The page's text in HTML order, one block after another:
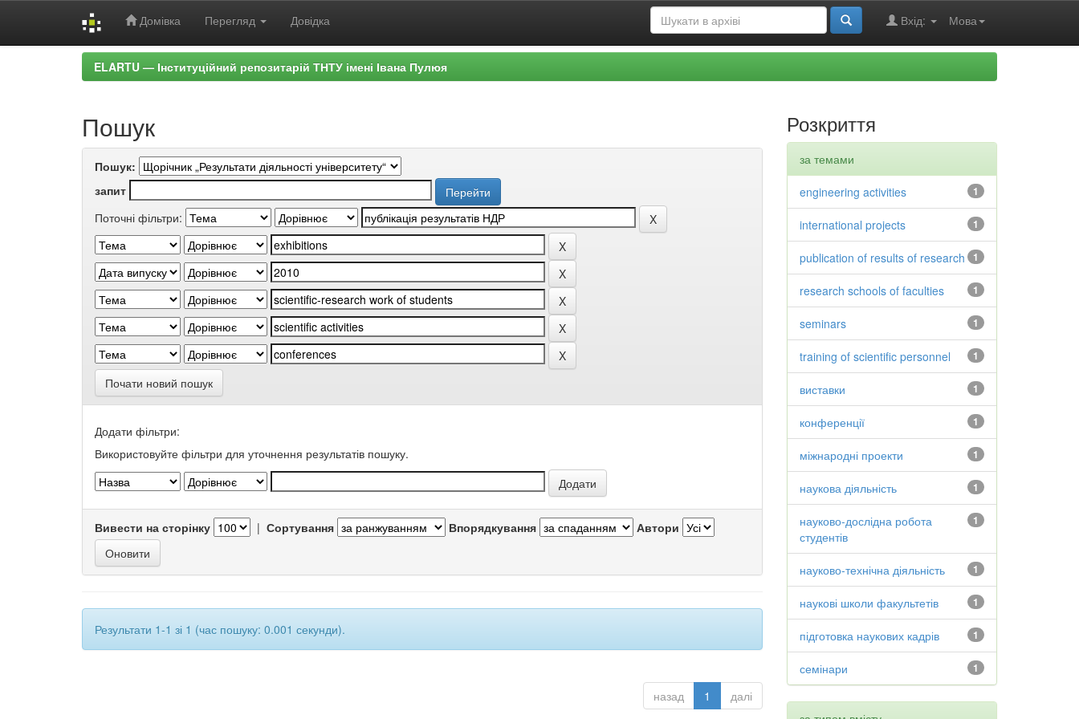
Домівка Перегляд Довідка Мова
Вхід:
ELARTU — Інституційний репозитарій ТНТУ імені Івана Пулюя
Пошук
Пошук:
запит
Поточні фільтри:
Почати новий пошук
Додати фільтри:
Використовуйте фільтри для уточнення результатів пошуку.
Вивести на сторінку | Сортування Впорядкування Автори
Результати 1-1 зі 1 (час пошуку: 0.001 секунди).
назад 1 далі
Розкриття
за темами
1
engineering activities
1
international projects
1
publication of results of research
1
research schools of faculties
1
seminars
1
training of scientific personnel
1
виставки
1
конференції
1
міжнародні проекти
1
наукова діяльність
1
науково-дослідна робота
студентів
1
науково-технічна діяльність
1
наукові школи факультетів
1
підготовка наукових кадрів
1
семінари